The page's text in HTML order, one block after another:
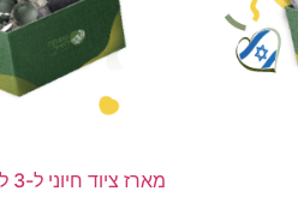
מארז ציוד חיוני ל-3 לוחמים